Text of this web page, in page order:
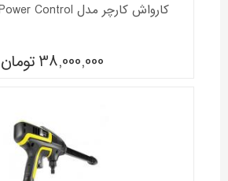
کارواش کارچر مدل K3 Power Control ( کرشر )
38,000,000 تومان